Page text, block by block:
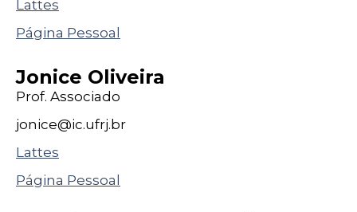
Lattes
Página Pessoal
Jonice Oliveira
Prof. Associado
jonice@ic.ufrj.br
Lattes
Página Pessoal